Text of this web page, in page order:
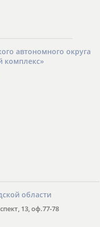
автономного округа
комплекс»
области
13, оф.77-78